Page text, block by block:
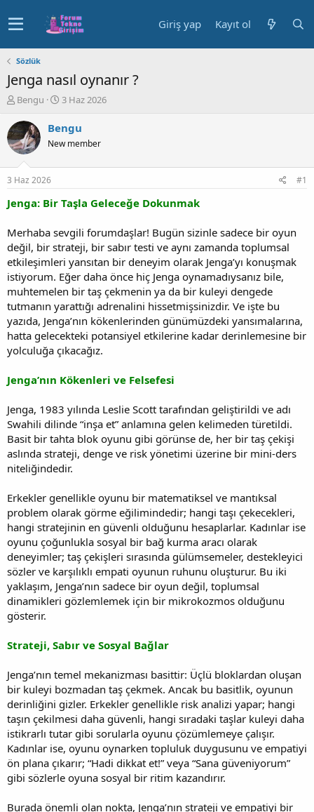
Giriş yap Kayıt ol
Sözlük
Jenga nasıl oynanır ?
K
n
u
y
b
a
ş
t
a
n
Bengu
B
ş
a
ç
r
i
h
i
3 Haz 2026
Bengu
New member
3 Haz 2026 #1
Jenga: Bir Taşla Geleceğe Dokunmak
Merhaba sevgili forumdaşlar! Bugün sizinle sadece bir oyun
değil, bir strateji, bir sabır testi ve aynı zamanda toplumsal
etkileşimleri yansıtan bir deneyim olarak Jenga’yı konuşmak
istiyorum. Eğer daha önce hiç Jenga oynamadıysanız bile,
muhtemelen bir taş çekmenin ya da bir kuleyi dengede
tutmanın yarattığı adrenalini hissetmişsinizdir. Ve işte bu
yazıda, Jenga’nın kökenlerinden günümüzdeki yansımalarına,
hatta gelecekteki potansiyel etkilerine kadar derinlemesine bir
yolculuğa çıkacağız.
Jenga’nın Kökenleri ve Felsefesi
Jenga, 1983 yılında Leslie Scott tarafından geliştirildi ve adı
Swahili dilinde “inşa et” anlamına gelen kelimeden türetildi.
Basit bir tahta blok oyunu gibi görünse de, her bir taş çekişi
aslında strateji, denge ve risk yönetimi üzerine bir mini-ders
niteliğindedir.
Erkekler genellikle oyunu bir matematiksel ve mantıksal
problem olarak görme eğilimindedir; hangi taşı çekecekleri,
hangi stratejinin en güvenli olduğunu hesaplarlar. Kadınlar ise
oyunu çoğunlukla sosyal bir bağ kurma aracı olarak
deneyimler; taş çekişleri sırasında gülümsemeler, destekleyici
sözler ve karşılıklı empati oyunun ruhunu oluşturur. Bu iki
yaklaşım, Jenga’nın sadece bir oyun değil, toplumsal
dinamikleri gözlemlemek için bir mikrokozmos olduğunu
gösterir.
Strateji, Sabır ve Sosyal Bağlar
Jenga’nın temel mekanizması basittir: Üçlü bloklardan oluşan
bir kuleyi bozmadan taş çekmek. Ancak bu basitlik, oyunun
derinliğini gizler. Erkekler genellikle risk analizi yapar; hangi
taşın çekilmesi daha güvenli, hangi sıradaki taşlar kuleyi daha
istikrarlı tutar gibi sorularla oyunu çözümlemeye çalışır.
Kadınlar ise, oyunu oynarken topluluk duygusunu ve empatiyi
ön plana çıkarır; “Hadi dikkat et!” veya “Sana güveniyorum”
gibi sözlerle oyuna sosyal bir ritim kazandırır.
Burada önemli olan nokta, Jenga’nın strateji ve empatiyi bir